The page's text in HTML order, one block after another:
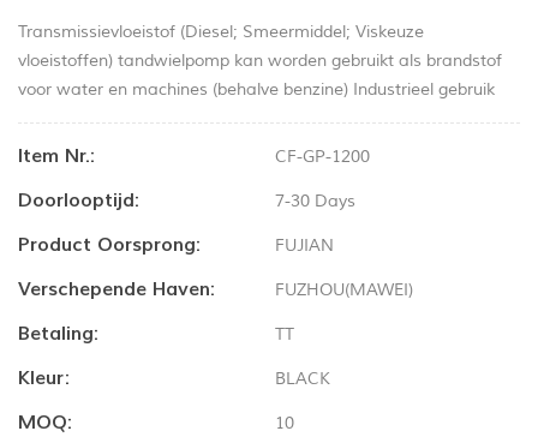
Transmissievloeistof (Diesel; Smeermiddel; Viskeuze
vloeistoffen) tandwielpomp kan worden gebruikt als brandstof
voor water en machines (behalve benzine) Industrieel gebruik
Item Nr.: CF-GP-1200
Doorlooptijd: 7-30 Days
Product Oorsprong: FUJIAN
Verschepende Haven: FUZHOU(MAWEI)
Betaling: TT
Kleur: BLACK
MOQ: 10